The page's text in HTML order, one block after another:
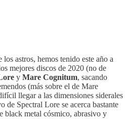
astros, hemos tenido este año a
mejores discos de 2020 (no de
y Mare Cognitum, sacando
(más sobre el de Mare
llegar a las dimensiones siderales
de Spectral Lore se acerca bastante
black metal cósmico, abrasivo y